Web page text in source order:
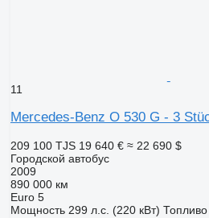
11
Mercedes-Benz O 530 G - 3
209 100 TJS 19 640 € ≈ 22 690 $
Городской автобус
2009
890 000 км
Euro 5
Мощность 299 л.с. (220 кВт) Топливо